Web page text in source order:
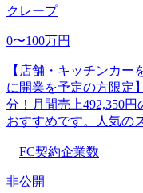
クレープ
0〜100万円
【店舗・キッチンカー
に開業を予定の方
分！月間売上492,350
おすすめです。人気の
FC契約企業数
非公開